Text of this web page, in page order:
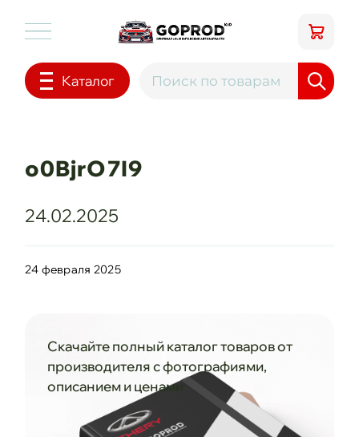
Каталог
o0BjrO7I9
24.02.2025
24 февраля 2025
Скачайте полный каталог товаров от
производителя с фотографиями,
описанием и ценами